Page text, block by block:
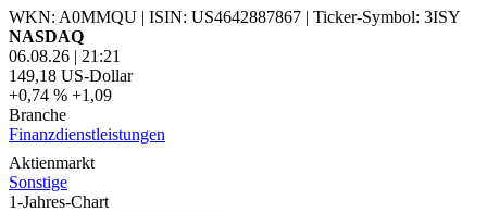
WKN: A0MMQU | ISIN: US4642887867 | Ticker-Symbol: 3ISY
NASDAQ
06.08.26 | 21:21
149,18 US-Dollar
+0,74 % +1,09
Branche
Finanzdienstleistungen
Aktienmarkt
Sonstige
1-Jahres-Chart